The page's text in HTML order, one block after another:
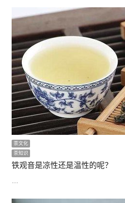
茶文化
茶知识
铁观音是凉性还是温性的呢？